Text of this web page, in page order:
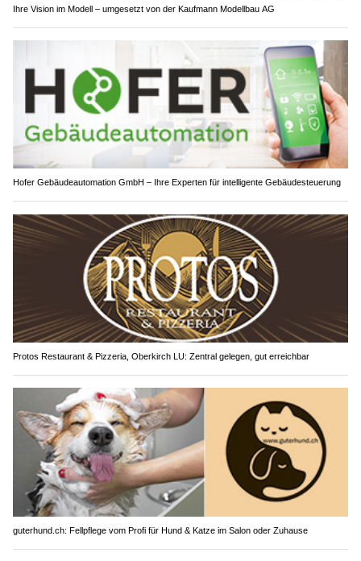
Ihre Vision im Modell – umgesetzt von der Kaufmann Modellbau AG
Hofer Gebäudeautomation GmbH – Ihre Experten für intelligente Gebäudesteuerung
Protos Restaurant & Pizzeria, Oberkirch LU: Zentral gelegen, gut erreichbar
guterhund.ch: Fellpflege vom Profi für Hund & Katze im Salon oder Zuhause